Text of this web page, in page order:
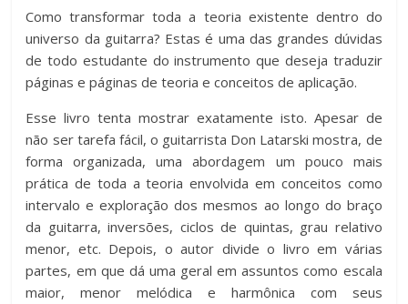
Como transformar toda a teoria existente dentro do
universo da guitarra? Estas é uma das grandes dúvidas
de todo estudante do instrumento que deseja traduzir
páginas e páginas de teoria e conceitos de aplicação.
Esse livro tenta mostrar exatamente isto. Apesar de
não ser tarefa fácil, o guitarrista Don Latarski mostra, de
forma organizada, uma abordagem um pouco mais
prática de toda a teoria envolvida em conceitos como
intervalo e exploração dos mesmos ao longo do braço
da guitarra, inversões, ciclos de quintas, grau relativo
menor, etc. Depois, o autor divide o livro em várias
partes, em que dá uma geral em assuntos como escala
maior, menor melódica e harmônica com seus